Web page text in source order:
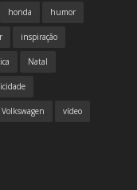
honda humor
inspiração
Natal
Volkswagen vídeo